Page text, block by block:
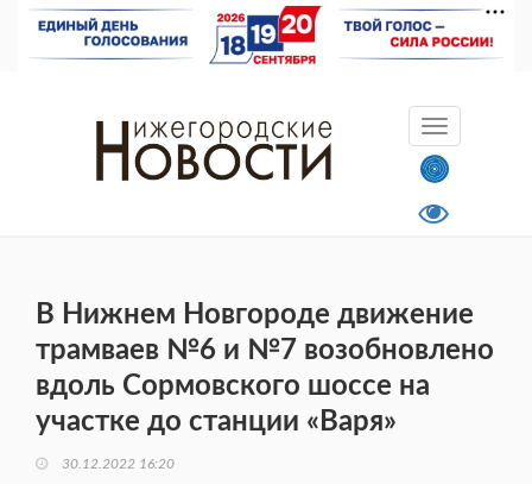
В Нижнем Новгороде движение
трамваев №6 и №7 возобновлено
вдоль Сормовского шоссе на
участке до станции «Варя»
30.12.2022 16:20